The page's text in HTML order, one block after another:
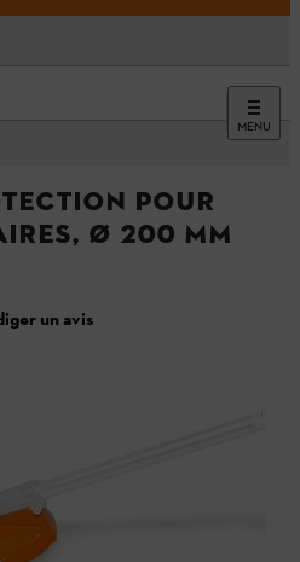
MENU
pour
Ø 200 mm
un avis